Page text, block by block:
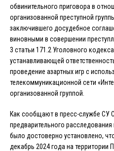
обвинительного приговора в
организованной преступной
заключившего досудебное
виновными в совершении
3 статьи 171.2 Уголовного
устанавливающей
проведение азартных игр с
телекоммуникационной сети
организованной группой.
Как сообщают в пресс-службе СУ
предварительного расследования
было достоверно установлено,
декабрь 2024 года на территории